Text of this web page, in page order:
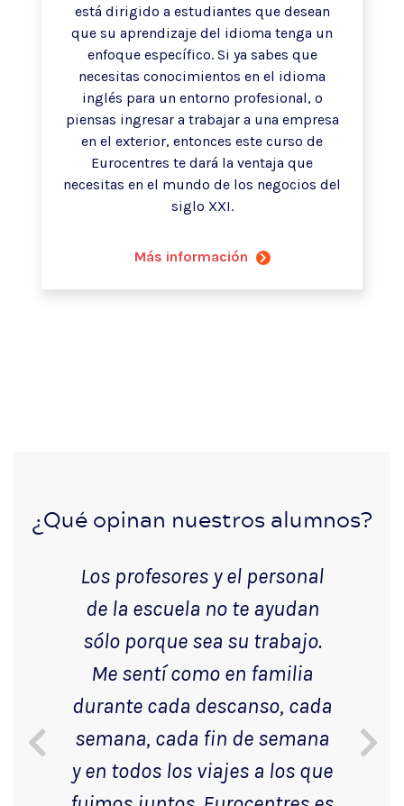
está dirigido a estudiantes que desean
que su aprendizaje del idioma tenga un
enfoque específico. Si ya sabes que
necesitas conocimientos en el idioma
inglés para un entorno profesional, o
piensas ingresar a trabajar a una empresa
en el exterior, entonces este curso de
Eurocentres te dará la ventaja que
necesitas en el mundo de los negocios del
siglo XXI.
Más información
¿Qué opinan nuestros alumnos?
Los profesores y el personal
de la escuela no te ayudan
sólo porque sea su trabajo.
Me sentí como en familia
durante cada descanso, cada
semana, cada fin de semana
y en todos los viajes a los que